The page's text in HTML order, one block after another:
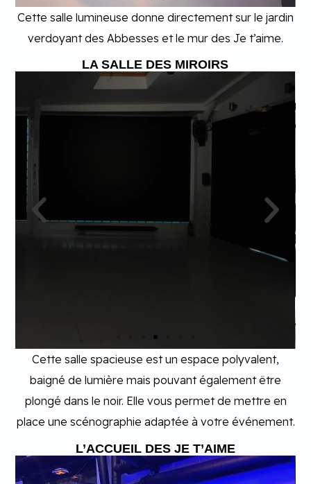
Cette salle lumineuse donne directement sur le jardin
verdoyant des Abbesses et le mur des Je t’aime.
LA SALLE DES MIROIRS
Cette salle spacieuse est un espace polyvalent,
baigné de lumière mais pouvant également être
plongé dans le noir. Elle vous permet de mettre en
place une scénographie adaptée à votre événement.
L’ACCUEIL DES JE T’AIME